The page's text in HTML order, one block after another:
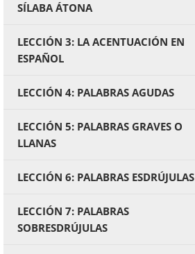
SÍLABA ÁTONA
LECCIÓN 3: LA ACENTUACIÓN EN
ESPAÑOL
LECCIÓN 4: PALABRAS AGUDAS
LECCIÓN 5: PALABRAS GRAVES O
LLANAS
LECCIÓN 6: PALABRAS ESDRÚJULAS
LECCIÓN 7: PALABRAS
SOBRESDRÚJULAS